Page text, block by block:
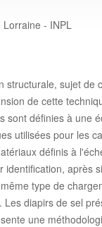
Lorraine - INPL
structurale, sujet
de cette
sont définies à une
utilisées pour les
définis à
identification, après
type de
diapirs de sel
une